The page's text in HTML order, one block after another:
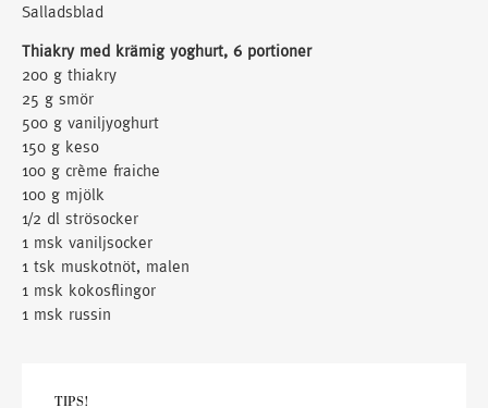
Salladsblad
Thiakry med krämig yoghurt, 6 portioner
200 g thiakry
25 g smör
500 g vaniljyoghurt
150 g keso
100 g crème fraiche
100 g mjölk
1/2 dl strösocker
1 msk vaniljsocker
1 tsk muskotnöt, malen
1 msk kokosflingor
1 msk russin
TIPS!